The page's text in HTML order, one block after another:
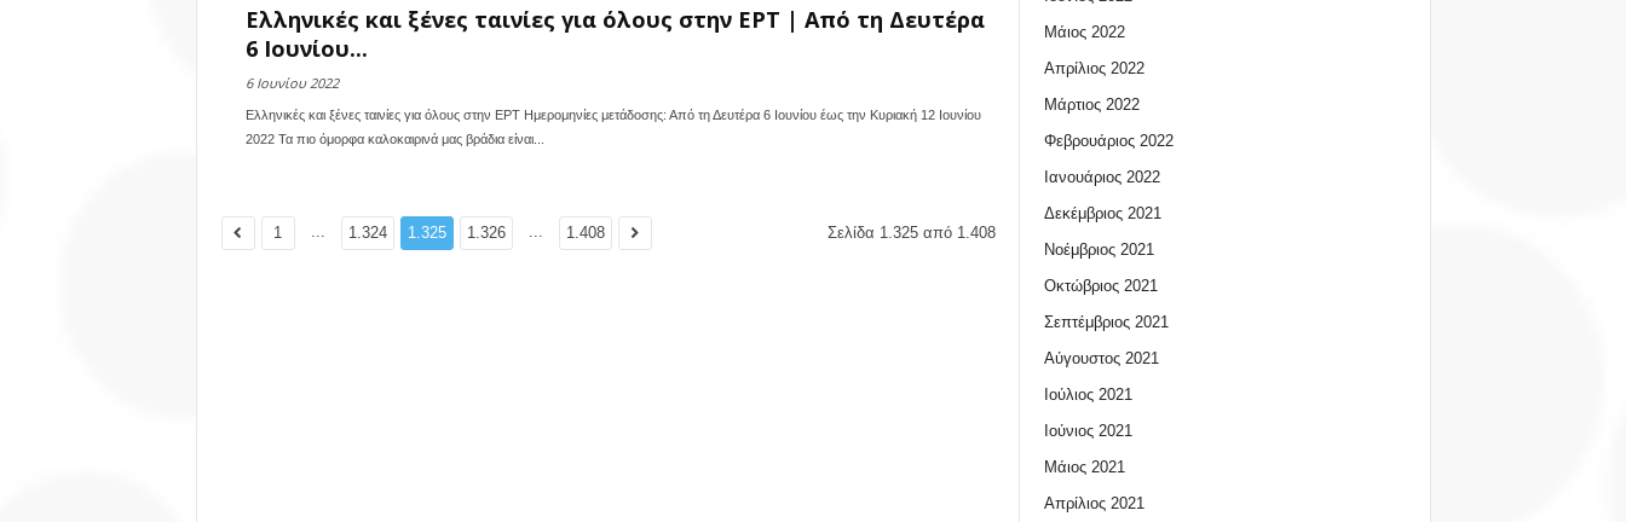
Ελληνικές και ξένες ταινίες για όλους στην ΕΡΤ | Από τη Δευτέρα
6 Ιουνίου...
6 Ιουνίου 2022
Ελληνικές και ξένες ταινίες για όλους στην ΕΡΤ Ημερομηνίες μετάδοσης: Από τη Δευτέρα 6 Ιουνίου έως την Κυριακή 12 Ιουνίου
2022 Τα πιο όμορφα καλοκαιρινά μας βράδια είναι...
1 ... 1.324 1.325 1.326 ... 1.408 Σελίδα 1.325 από 1.408
Μάιος 2022
Απρίλιος 2022
Μάρτιος 2022
Φεβρουάριος 2022
Ιανουάριος 2022
Δεκέμβριος 2021
Νοέμβριος 2021
Οκτώβριος 2021
Σεπτέμβριος 2021
Αύγουστος 2021
Ιούλιος 2021
Ιούνιος 2021
Μάιος 2021
Απρίλιος 2021